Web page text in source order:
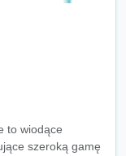
to wiodące
szeroką gamę